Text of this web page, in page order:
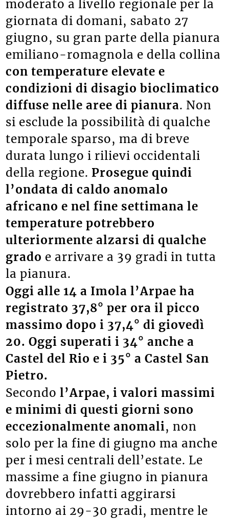
moderato a livello regionale per la
giornata di domani, sabato 27
giugno, su gran parte della pianura
emiliano-romagnola e della collina
con temperature elevate e
condizioni di disagio bioclimatico
diffuse nelle aree di pianura. Non
si esclude la possibilità di qualche
temporale sparso, ma di breve
durata lungo i rilievi occidentali
della regione.Prosegue quindi
l’ondata di caldo anomalo
africano e nel fine settimana le
temperature potrebbero
ulteriormente alzarsi di qualche
grado e arrivare a 39 gradi in tutta
la pianura.
Oggi alle 14 a Imola l’Arpae ha
registrato 37,8° per ora il picco
massimo dopo i 37,4° di giovedì
20. Oggi superati i 34° anche a
Castel del Rio e i 35° a Castel San
Pietro.
Secondol’Arpae, i valori massimi
e minimi di questi giorni sono
eccezionalmente anomali, non
solo per la fine di giugno ma anche
per i mesi centrali dell’estate. Le
massime a fine giugno in pianura
dovrebbero infatti aggirarsi
intorno ai 29-30 gradi, mentre le